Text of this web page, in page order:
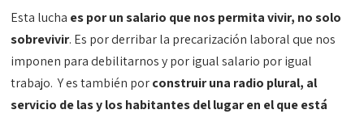
Esta lucha es por un salario que nos permita vivir, no solo
sobrevivir. Es por derribar la precarización laboral que nos
imponen para debilitarnos y por igual salario por igual
trabajo. Y es también porconstruir una radio plural, al
servicio de las y los habitantes del lugar en el que está